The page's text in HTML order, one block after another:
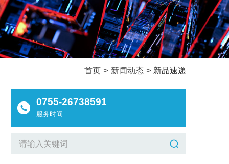
首页 > 新闻动态 > 新品速递
0755-26738591
服务时间